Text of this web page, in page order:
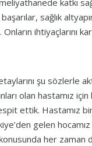
katkı
sağlık
ihtiyaçlarını
şu sözlerle
olan hastamız
ettik.
gelen
her zaman